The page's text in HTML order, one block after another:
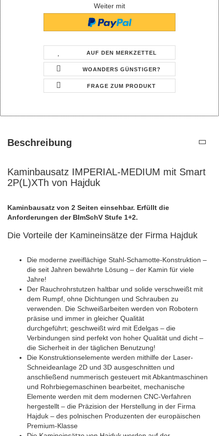
Weiter mit
AUF DEN MERKZETTEL
WOANDERS GÜNSTIGER?
FRAGE ZUM PRODUKT
Beschreibung
Kaminbausatz IMPERIAL-MEDIUM mit Smart
2P(L)XTh von Hajduk
Kaminbausatz von 2 Seiten einsehbar. Erfüllt die
Anforderungen der BImSchV Stufe 1+2.
Die Vorteile der Kamineinsätze der Firma Hajduk
Die moderne zweiflächige Stahl-Schamotte-Konstruktion –
die seit Jahren bewährte Lösung – der Kamin für viele
Jahre!
Der Rauchrohrstutzen haltbar und solide verschweißt mit
dem Rumpf, ohne Dichtungen und Schrauben zu
verwenden. Die Schweißarbeiten werden von Robotern
präsise und immer in gleicher Qualität
durchgeführt; geschweißt wird mit Edelgas – die
Verbindungen sind perfekt von hoher Qualität und dicht –
die Sicherheit in der täglichen Benutzung!
Die Konstruktionselemente werden mithilfe der Laser-
Schneideanlage 2D und 3D ausgeschnitten und
anschließend nummerisch gesteuert mit Abkantmaschinen
und Rohrbiegemaschinen bearbeitet, mechanische
Elemente werden mit dem modernen CNC-Verfahren
hergestellt – die Präzision der Herstellung in der Firma
Hajduk – des polnischen Produzenten der europäischen
Premium-Klasse